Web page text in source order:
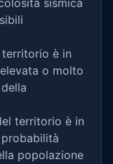
sismica
territorio è in
o molto
territorio è in
popolazione